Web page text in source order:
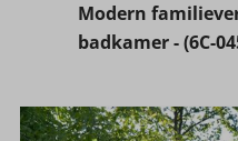
Modern
badkamer - (6C-